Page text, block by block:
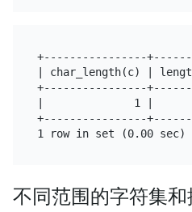
+----------------
| char_length(c) |
+----------------
|              1 |
+----------------
不同范围的字符集和